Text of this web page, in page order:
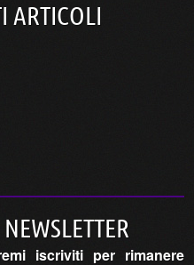
ARTICOLI
iscriviti per rimanere